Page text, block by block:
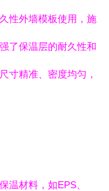
性外墙模板使用，施
了保温层的耐久性和
寸精准、密度均匀，
温材料，如EPS、